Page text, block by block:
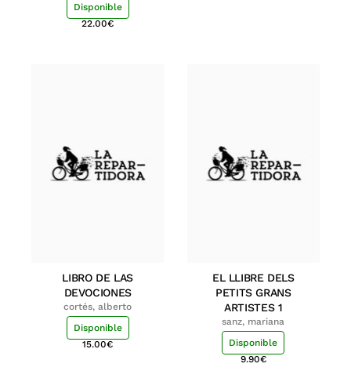
Disponible
22.00€
LIBRO DE LAS
DEVOCIONES
cortés, alberto
Disponible
15.00€
EL LLIBRE DELS
PETITS GRANS
ARTISTES 1
sanz, mariana
Disponible
9.90€